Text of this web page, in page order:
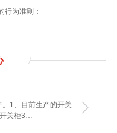
行为准则；
1、目前生产的开关
关柜3…